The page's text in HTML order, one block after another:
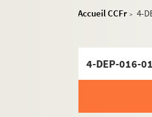
Accueil CCFr > 4-
4-DEP-016-